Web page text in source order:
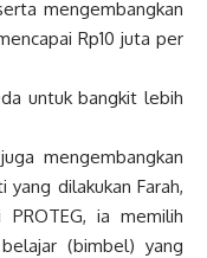
mengembangkan
Rp10 juta per
untuk bangkit lebih
mengembangkan
dilakukan Farah,
ia memilih
(bimbel) yang